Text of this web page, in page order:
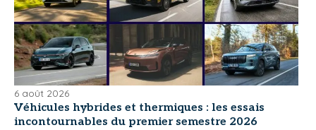
6 août 2026
Véhicules hybrides et thermiques : les essais
incontournables du premier semestre 2026